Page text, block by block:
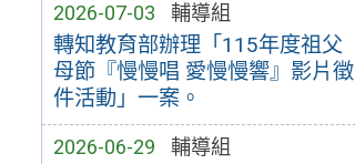
2026-07-03 輔導組
轉知教育部辦理「115年度祖父
母節『慢慢唱 愛慢慢響』影片徵
件活動」一案。
2026-06-29 輔導組